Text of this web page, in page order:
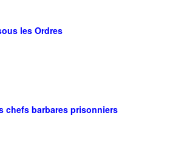
les Ordres
chefs barbares prisonniers